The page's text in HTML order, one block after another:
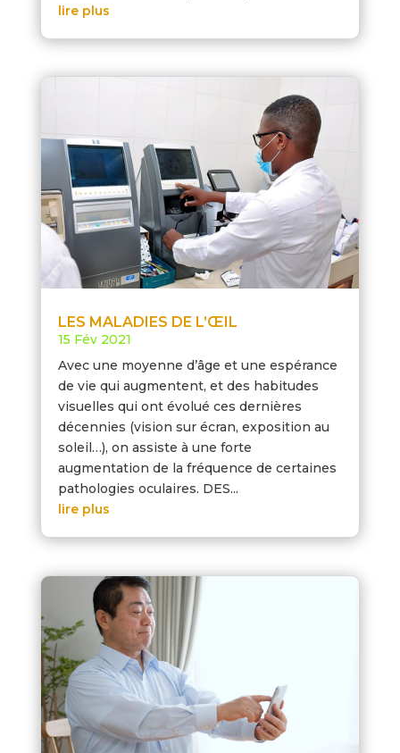
lire plus
LES MALADIES DE L’ŒIL
15 Fév 2021
Avec une moyenne d’âge et une espérance
de vie qui augmentent, et des habitudes
visuelles qui ont évolué ces dernières
décennies (vision sur écran, exposition au
soleil…), on assiste à une forte
augmentation de la fréquence de certaines
pathologies oculaires. DES...
lire plus